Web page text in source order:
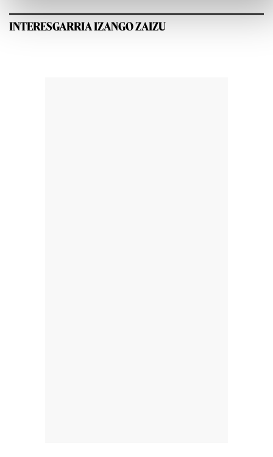
INTERESGARRIA IZANGO ZAIZU